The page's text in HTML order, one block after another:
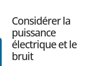
Considérer la
puissance
électrique et le
bruit